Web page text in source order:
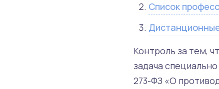
Список
Контроль за тем,
задача
273-ФЗ «О